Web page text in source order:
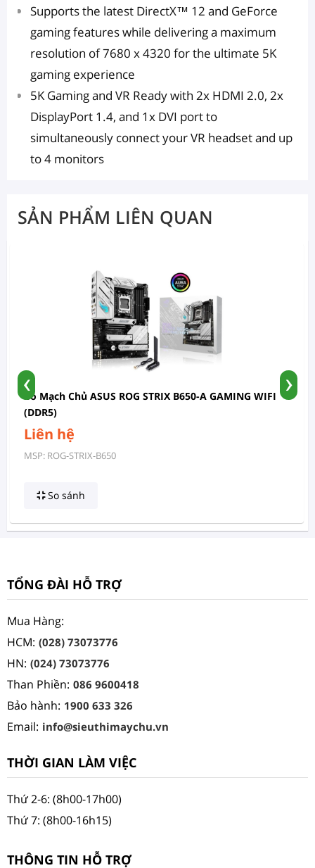
Supports the latest DirectX™ 12 and GeForce
gaming features while delivering a maximum
resolution of 7680 x 4320 for the ultimate 5K
gaming experience
5K Gaming and VR Ready with 2x HDMI 2.0, 2x
DisplayPort 1.4, and 1x DVI port to
simultaneously connect your VR headset and up
to 4 monitors
SẢN PHẨM LIÊN QUAN
Bo Mạch Chủ ASUS ROG STRIX B650-A GAMING WIFI
(DDR5)
Liên hệ
MSP: ROG-STRIX-B650
So sánh
‹ ›
TỔNG ĐÀI HỖ TRỢ
Mua Hàng:
HCM: (028) 73073776
HN: (024) 73073776
Than Phiền: 086 9600418
Bảo hành: 1900 633 326
Email: info@sieuthimaychu.vn
THỜI GIAN LÀM VIỆC
Thứ 2-6: (8h00-17h00)
Thứ 7: (8h00-16h15)
THÔNG TIN HỖ TRỢ